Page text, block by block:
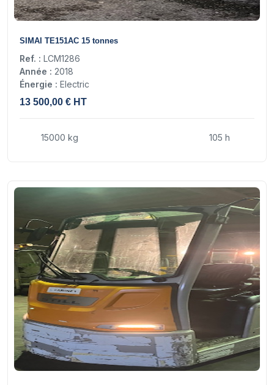
SIMAI TE151AC 15 tonnes
Ref. : LCM1286
Année : 2018
Énergie : Electric
13 500,00 € HT
15000 kg 105 h